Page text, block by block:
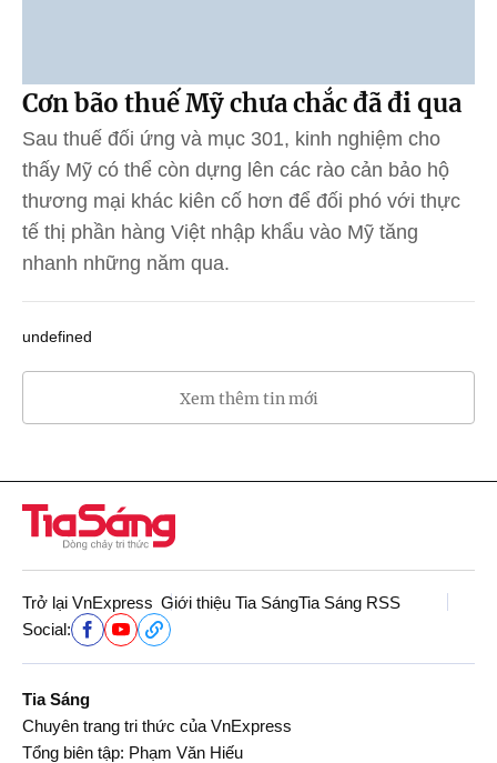
Cơn bão thuế Mỹ chưa chắc đã đi qua
Sau thuế đối ứng và mục 301, kinh nghiệm cho
thấy Mỹ có thể còn dựng lên các rào cản bảo hộ
thương mại khác kiên cố hơn để đối phó với thực
tế thị phần hàng Việt nhập khẩu vào Mỹ tăng
nhanh những năm qua.
undefined
Xem thêm tin mới
Trở lại VnExpress Giới thiệu Tia SángTia Sáng RSS
Social:
Tia Sáng
Chuyên trang tri thức của VnExpress
Tổng biên tập: Phạm Văn Hiếu